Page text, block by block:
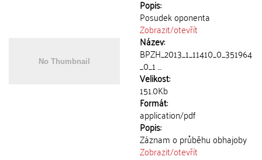
Popis:
Posudek oponenta
Zobrazit/otevřít
Název:
BPZH_2013_1_11410_0_351964
_0_1 ...
Velikost:
151.0Kb
Formát:
application/pdf
Popis:
Záznam o průběhu obhajoby
Zobrazit/otevřít